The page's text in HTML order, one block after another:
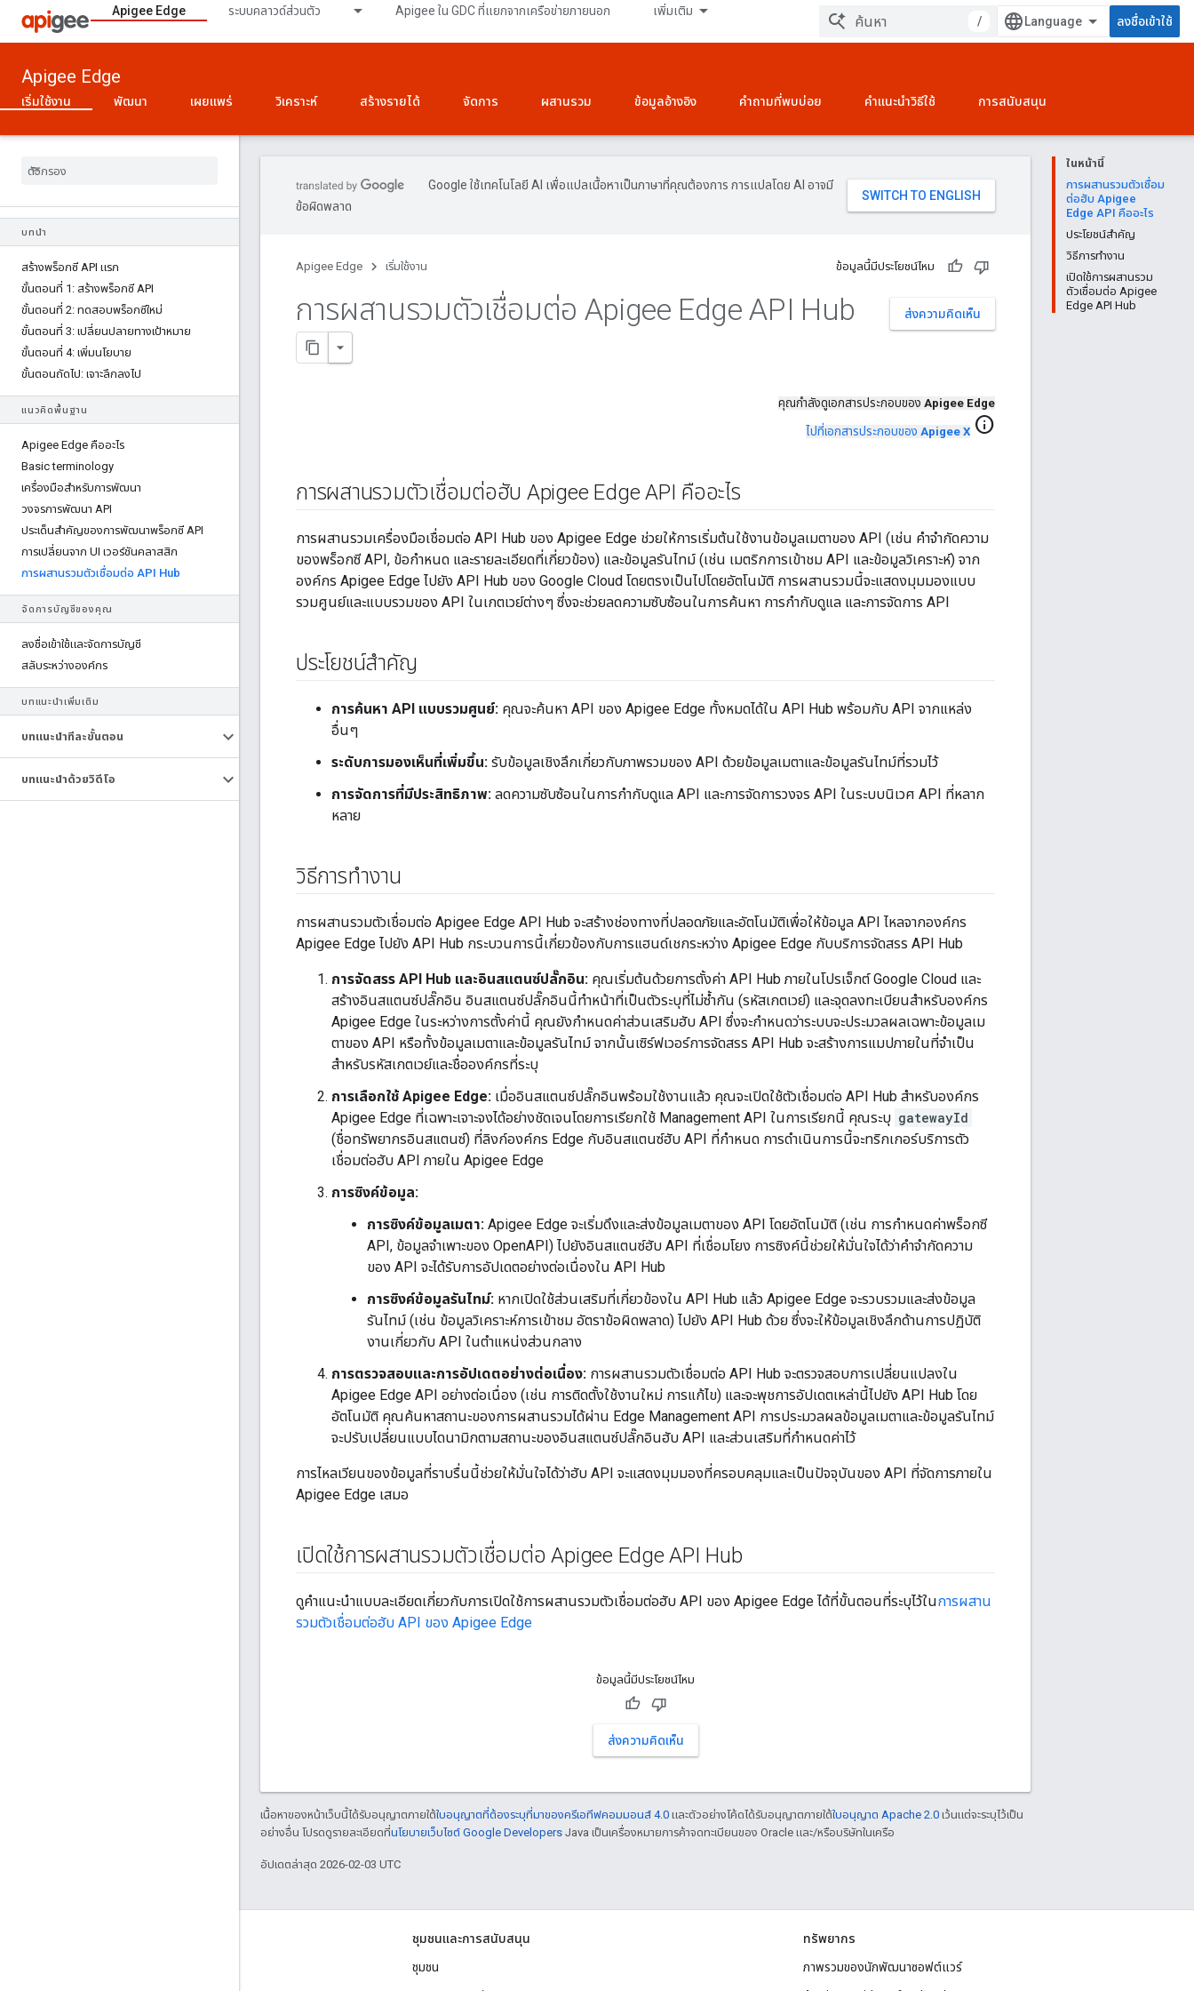
Apigee Edge ระบบคลาวด์ส่วนตัว Apigee ใน GDC ที่แยกจากเครือข่ายภายนอก เพิ่มเติม
/ ลงชื่อเข้าใช้
Apigee Edge
เริ่มใช้งาน พัฒนา เผยแพร่ วิเคราะห์ สร้างรายได้ จัดการ ผสานรวม ข้อมูลอ้างอิง คำถามที่พบบ่อย คำแนะนำวิธีใช้ การสนับสนุน
บทนำ
สร้างพร็อกซี API แรก
ขั้นตอนที่ 1: สร้างพร็อกซี API
ขั้นตอนที่ 2: ทดสอบพร็อกซีใหม่
ขั้นตอนที่ 3: เปลี่ยนปลายทางเป้าหมาย
ขั้นตอนที่ 4: เพิ่มนโยบาย
ขั้นตอนถัดไป: เจาะลึกลงไป
แนวคิดพื้นฐาน
Apigee Edge คืออะไร
Basic terminology
เครื่องมือสำหรับการพัฒนา
วงจรการพัฒนา API
ประเด็นสําคัญของการพัฒนาพร็อกซี API
การเปลี่ยนจาก UI เวอร์ชันคลาสสิก
การผสานรวมตัวเชื่อมต่อ API Hub
จัดการบัญชีของคุณ
ลงชื่อเข้าใช้และจัดการบัญชี
สลับระหว่างองค์กร
บทแนะนำเพิ่มเติม
บทแนะนําทีละขั้นตอน
บทแนะนำด้วยวิดีโอ
ในหน้านี้
การผสานรวมตัวเชื่อม
ต่อฮับ Apigee
Edge API คืออะไร
ประโยชน์สำคัญ
วิธีการทำงาน
เปิดใช้การผสานรวม
ตัวเชื่อมต่อ Apigee
Edge API Hub
Google ใช้เทคโนโลยี AI เพื่อแปลเนื้อหาเป็นภาษาที่คุณต้องการ การแปลโดย AI อาจมี
ข้อผิดพลาด
Apigee Edge เริ่มใช้งาน ข้อมูลนี้มีประโยชน์ไหม
ส่งความคิดเห็น
การผสานรวมตัวเชื่อมต่อ Apigee Edge API Hub
คุณกำลังดูเอกสารประกอบของ Apigee Edge
ไปที่เอกสารประกอบของ Apigee X info
การผสานรวมตัวเชื่อมต่อฮับ Apigee Edge API คืออะไร
การผสานรวมเครื่องมือเชื่อมต่อ API Hub ของ Apigee Edge ช่วยให้การเริ่มต้นใช้งานข้อมูลเมตาของ API (เช่น คำจำกัดความ
ของพร็อกซี API, ข้อกำหนด และรายละเอียดที่เกี่ยวข้อง) และข้อมูลรันไทม์ (เช่น เมตริกการเข้าชม API และข้อมูลวิเคราะห์) จาก
องค์กร Apigee Edge ไปยัง API Hub ของ Google Cloud โดยตรงเป็นไปโดยอัตโนมัติ การผสานรวมนี้จะแสดงมุมมองแบบ
รวมศูนย์และแบบรวมของ API ในเกตเวย์ต่างๆ ซึ่งจะช่วยลดความซับซ้อนในการค้นหา การกำกับดูแล และการจัดการ API
ประโยชน์สำคัญ
การค้นหา API แบบรวมศูนย์: คุณจะค้นหา API ของ Apigee Edge ทั้งหมดได้ใน API Hub พร้อมกับ API จากแหล่ง
อื่นๆ
ระดับการมองเห็นที่เพิ่มขึ้น: รับข้อมูลเชิงลึกเกี่ยวกับภาพรวมของ API ด้วยข้อมูลเมตาและข้อมูลรันไทม์ที่รวมไว้
การจัดการที่มีประสิทธิภาพ: ลดความซับซ้อนในการกำกับดูแล API และการจัดการวงจร API ในระบบนิเวศ API ที่หลาก
หลาย
วิธีการทำงาน
การผสานรวมตัวเชื่อมต่อ Apigee Edge API Hub จะสร้างช่องทางที่ปลอดภัยและอัตโนมัติเพื่อให้ข้อมูล API ไหลจากองค์กร
Apigee Edge ไปยัง API Hub กระบวนการนี้เกี่ยวข้องกับการแฮนด์เชกระหว่าง Apigee Edge กับบริการจัดสรร API Hub
การจัดสรร API Hub และอินสแตนซ์ปลั๊กอิน: คุณเริ่มต้นด้วยการตั้งค่า API Hub ภายในโปรเจ็กต์ Google Cloud และ
สร้างอินสแตนซ์ปลั๊กอิน อินสแตนซ์ปลั๊กอินนี้ทำหน้าที่เป็นตัวระบุที่ไม่ซ้ำกัน (รหัสเกตเวย์) และจุดลงทะเบียนสำหรับองค์กร
Apigee Edge ในระหว่างการตั้งค่านี้ คุณยังกำหนดค่าส่วนเสริมฮับ API ซึ่งจะกำหนดว่าระบบจะประมวลผลเฉพาะข้อมูลเม
ตาของ API หรือทั้งข้อมูลเมตาและข้อมูลรันไทม์ จากนั้นเซิร์ฟเวอร์การจัดสรร API Hub จะสร้างการแมปภายในที่จำเป็น
สำหรับรหัสเกตเวย์และชื่อองค์กรที่ระบุ
การเลือกใช้ Apigee Edge: เมื่ออินสแตนซ์ปลั๊กอินพร้อมใช้งานแล้ว คุณจะเปิดใช้ตัวเชื่อมต่อ API Hub สำหรับองค์กร
Apigee Edge ที่เฉพาะเจาะจงได้อย่างชัดเจนโดยการเรียกใช้ Management API ในการเรียกนี้ คุณระบุ gatewayId
(ชื่อทรัพยากรอินสแตนซ์) ที่ลิงก์องค์กร Edge กับอินสแตนซ์ฮับ API ที่กำหนด การดำเนินการนี้จะทริกเกอร์บริการตัว
เชื่อมต่อฮับ API ภายใน Apigee Edge
การซิงค์ข้อมูล:
การซิงค์ข้อมูลเมตา: Apigee Edge จะเริ่มดึงและส่งข้อมูลเมตาของ API โดยอัตโนมัติ (เช่น การกำหนดค่าพร็อกซี
API, ข้อมูลจำเพาะของ OpenAPI) ไปยังอินสแตนซ์ฮับ API ที่เชื่อมโยง การซิงค์นี้ช่วยให้มั่นใจได้ว่าคำจำกัดความ
ของ API จะได้รับการอัปเดตอย่างต่อเนื่องใน API Hub
การซิงค์ข้อมูลรันไทม์: หากเปิดใช้ส่วนเสริมที่เกี่ยวข้องใน API Hub แล้ว Apigee Edge จะรวบรวมและส่งข้อมูล
รันไทม์ (เช่น ข้อมูลวิเคราะห์การเข้าชม อัตราข้อผิดพลาด) ไปยัง API Hub ด้วย ซึ่งจะให้ข้อมูลเชิงลึกด้านการปฏิบัติ
งานเกี่ยวกับ API ในตำแหน่งส่วนกลาง
การตรวจสอบและการอัปเดตอย่างต่อเนื่อง: การผสานรวมตัวเชื่อมต่อ API Hub จะตรวจสอบการเปลี่ยนแปลงใน
Apigee Edge API อย่างต่อเนื่อง (เช่น การติดตั้งใช้งานใหม่ การแก้ไข) และจะพุชการอัปเดตเหล่านี้ไปยัง API Hub โดย
อัตโนมัติ คุณค้นหาสถานะของการผสานรวมได้ผ่าน Edge Management API การประมวลผลข้อมูลเมตาและข้อมูลรันไทม์
จะปรับเปลี่ยนแบบไดนามิกตามสถานะของอินสแตนซ์ปลั๊กอินฮับ API และส่วนเสริมที่กำหนดค่าไว้
การไหลเวียนของข้อมูลที่ราบรื่นนี้ช่วยให้มั่นใจได้ว่าฮับ API จะแสดงมุมมองที่ครอบคลุมและเป็นปัจจุบันของ API ที่จัดการภายใน
Apigee Edge เสมอ
เปิดใช้การผสานรวมตัวเชื่อมต่อ Apigee Edge API Hub
ดูคำแนะนำแบบละเอียดเกี่ยวกับการเปิดใช้การผสานรวมตัวเชื่อมต่อฮับ API ของ Apigee Edge ได้ที่ขั้นตอนที่ระบุไว้ในการผสาน
รวมตัวเชื่อมต่อฮับ API ของ Apigee Edge
ข้อมูลนี้มีประโยชน์ไหม
ส่งความคิดเห็น
เนื้อหาของหน้าเว็บนี้ได้รับอนุญาตภายใต้ใบอนุญาตที่ต้องระบุที่มาของครีเอทีฟคอมมอนส์ 4.0 และตัวอย่างโค้ดได้รับอนุญาตภายใต้ใบอนุญาต Apache 2.0 เว้นแต่จะระบุไว้เป็น
อย่างอื่น โปรดดูรายละเอียดที่นโยบายเว็บไซต์ Google Developers Java เป็นเครื่องหมายการค้าจดทะเบียนของ Oracle และ/หรือบริษัทในเครือ
อัปเดตล่าสุด 2026-02-03 UTC
ชุมชนและการสนับสนุน
ชุมชน
ทรัพยากร
ภาพรวมของนักพัฒนาซอฟต์แวร์